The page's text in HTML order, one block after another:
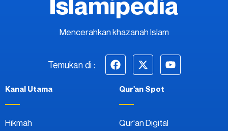
Mencerahkan khazanah Islam
Temukan di :
Kanal Utama
Hikmah
Qur'an Spot
Qur'an Digital